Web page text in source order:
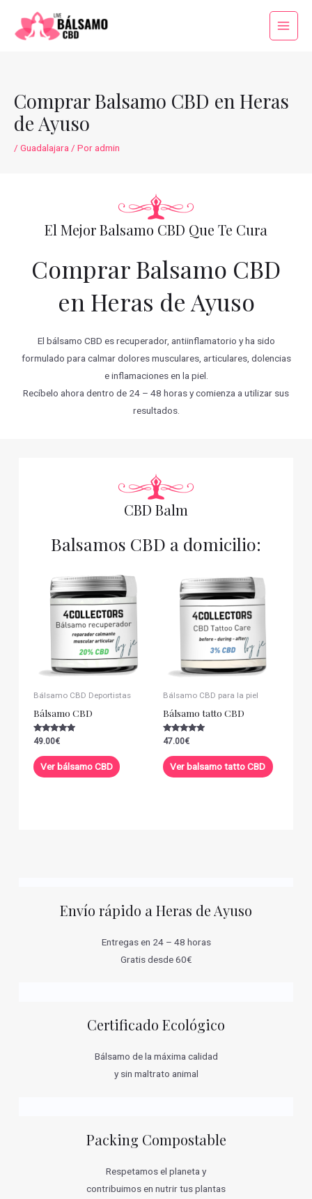
contenido
Main
Comprar Balsamo CBD en Heras
de Ayuso
/ Guadalajara / Poradmin
El Mejor Balsamo CBD Que Te Cura
Comprar Balsamo CBD
en Heras de Ayuso
El bálsamo CBD es recuperador, antiinflamatorio y ha sido
formulado para calmar dolores musculares, articulares, dolencias
e inflamaciones en la piel.
Recíbelo ahora dentro de 24 – 48 horas y comienza a utilizar sus
resultados.
CBD Balm
Balsamos CBD a domicilio:
Bálsamo CBD Deportistas
Bálsamo CBD
Valorado con
de 5
49.00€
Ver bálsamo CBD
Bálsamo CBD para la piel
Bálsamo tatto CBD
Valorado con
de 5
47.00€
Ver balsamo tatto CBD
Envío rápido a Heras de Ayuso
Entregas en 24 – 48 horas
Gratis desde 60€
Certificado Ecológico
Bálsamo de la máxima calidad
y sin maltrato animal
Packing Compostable
Respetamos el planeta y
contribuimos en nutrir tus plantas